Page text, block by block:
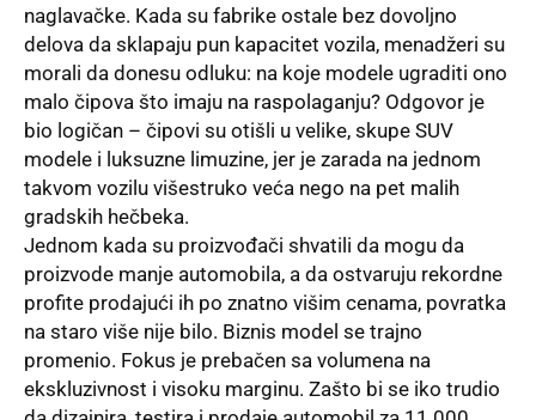
naglavačke. Kada su fabrike ostale bez dovoljno
delova da sklapaju pun kapacitet vozila, menadžeri su
morali da donesu odluku: na koje modele ugraditi ono
malo čipova što imaju na raspolaganju? Odgovor je
bio logičan – čipovi su otišli u velike, skupe SUV
modele i luksuzne limuzine, jer je zarada na jednom
takvom vozilu višestruko veća nego na pet malih
gradskih hečbeka.
Jednom kada su proizvođači shvatili da mogu da
proizvode manje automobila, a da ostvaruju rekordne
profite prodajući ih po znatno višim cenama, povratka
na staro više nije bilo. Biznis model se trajno
promenio. Fokus je prebačen sa volumena na
ekskluzivnost i visoku marginu. Zašto bi se iko trudio